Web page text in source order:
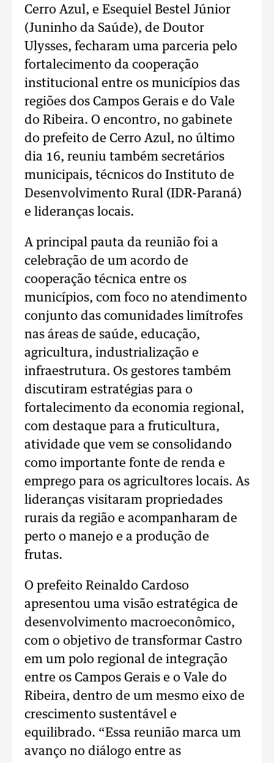
Cerro Azul, e Esequiel Bestel Júnior
(Juninho da Saúde), de Doutor
Ulysses, fecharam uma parceria pelo
fortalecimento da cooperação
institucional entre os municípios das
regiões dos Campos Gerais e do Vale
do Ribeira. O encontro, no gabinete
do prefeito de Cerro Azul, no último
dia 16, reuniu também secretários
municipais, técnicos do Instituto de
Desenvolvimento Rural (IDR-Paraná)
e lideranças locais.
A principal pauta da reunião foi a
celebração de um acordo de
cooperação técnica entre os
municípios, com foco no atendimento
conjunto das comunidades limítrofes
nas áreas de saúde, educação,
agricultura, industrialização e
infraestrutura. Os gestores também
discutiram estratégias para o
fortalecimento da economia regional,
com destaque para a fruticultura,
atividade que vem se consolidando
como importante fonte de renda e
emprego para os agricultores locais. As
lideranças visitaram propriedades
rurais da região e acompanharam de
perto o manejo e a produção de
frutas.
O prefeito Reinaldo Cardoso
apresentou uma visão estratégica de
desenvolvimento macroeconômico,
com o objetivo de transformar Castro
em um polo regional de integração
entre os Campos Gerais e o Vale do
Ribeira, dentro de um mesmo eixo de
crescimento sustentável e
equilibrado. “Essa reunião marca um
avanço no diálogo entre as